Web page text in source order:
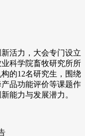
活力，大会专门设立
科学院畜牧研究所所
的12名研究生，围绕
品功能评价等课题作
能力与发展潜力。